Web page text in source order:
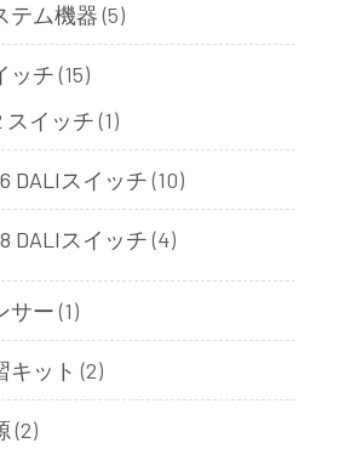
テム機器 (5)
ッチ (15)
スイッチ (1)
DALIスイッチ (10)
DALIスイッチ (4)
サー (1)
キット (2)
(2)